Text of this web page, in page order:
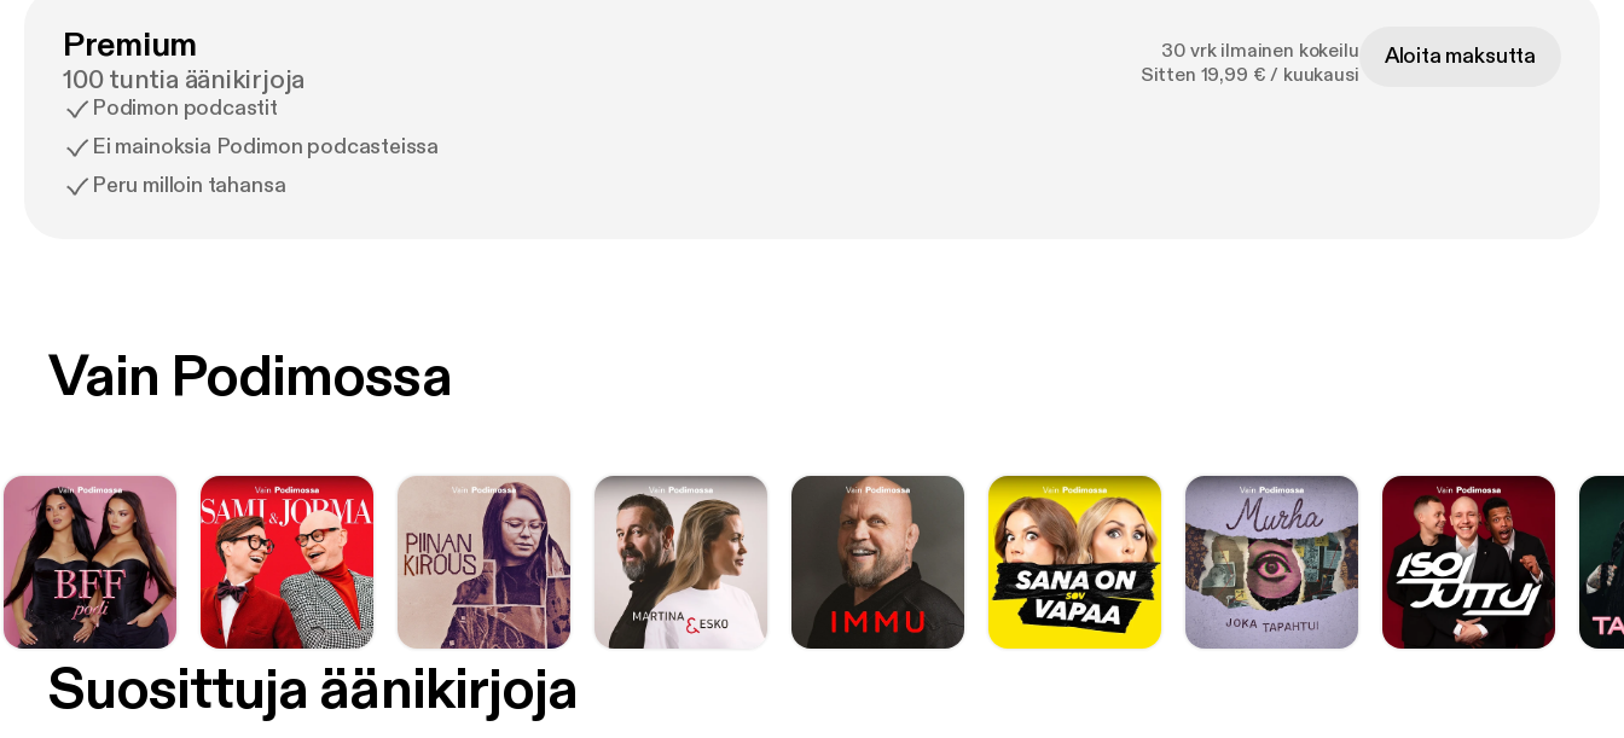
Premium
100 tuntia äänikirjoja
Podimon podcastit
Ei mainoksia Podimon podcasteissa
Peru milloin tahansa
30 vrk ilmainen kokeilu
Sitten 19,99 € / kuukausi
Aloita maksutta
Vain Podimossa
Suosittuja äänikirjoja